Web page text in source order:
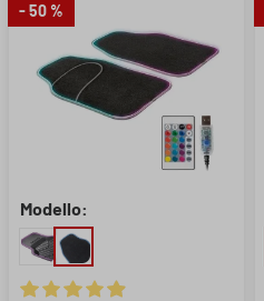
- 50 %
Modello: